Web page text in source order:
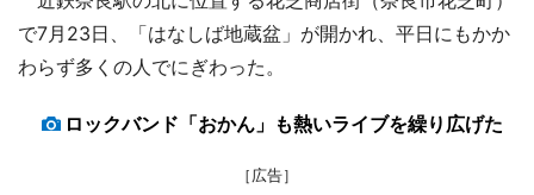
で7月23日、「はなしば地蔵盆」が開かれ、平日にもかか
わらず多くの人でにぎわった。
ロックバンド「おかん」も熱いライブを繰り広げた
［広告］